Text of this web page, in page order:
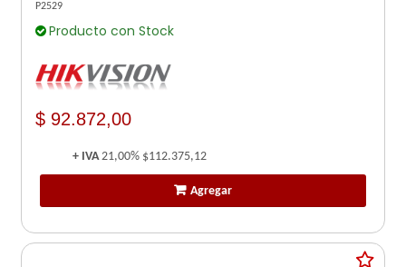
P2529
Producto con Stock
$ 92.872,00
+ IVA21,00% $112.375,12
Agregar